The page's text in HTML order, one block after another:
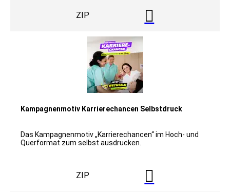
ZIP 
Kampagnenmotiv Karrierechancen Selbstdruck
Das Kampagnenmotiv „Karrierechancen“ im Hoch- und
Querformat zum selbst ausdrucken.
ZIP 